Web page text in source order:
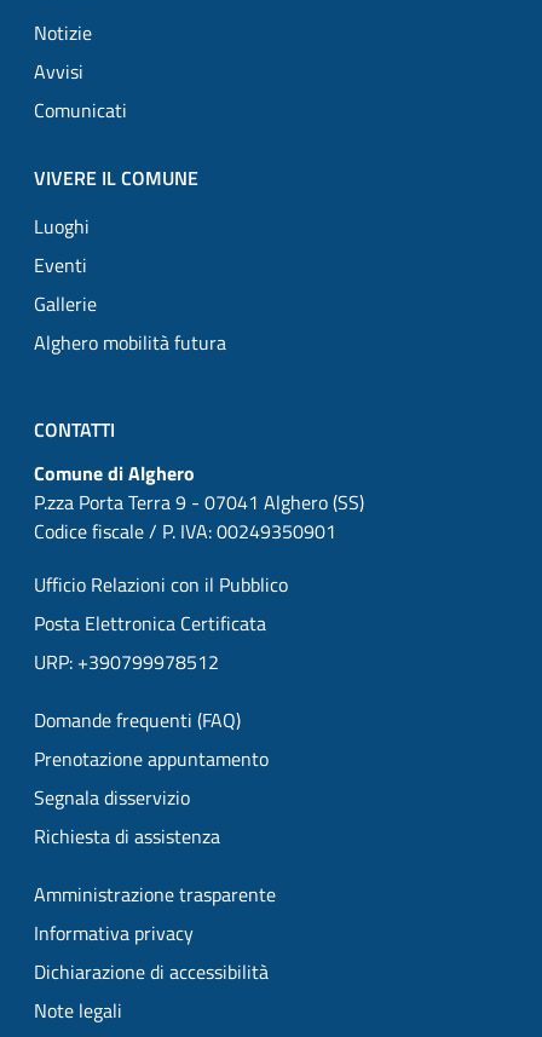
Notizie
Avvisi
Comunicati
VIVERE IL COMUNE
Luoghi
Eventi
Gallerie
Alghero mobilità futura
CONTATTI
Comune di Alghero
P.zza Porta Terra 9 - 07041 Alghero (SS)
Codice fiscale / P. IVA: 00249350901
Ufficio Relazioni con il Pubblico
Posta Elettronica Certificata
URP: +390799978512
Domande frequenti (FAQ)
Prenotazione appuntamento
Segnala disservizio
Richiesta di assistenza
Amministrazione trasparente
Informativa privacy
Dichiarazione di accessibilità
Note legali